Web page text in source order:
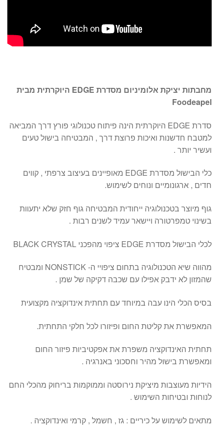
מחבתות יציקת אלומיניום מסדרת EDGE היוקרתית מבית
Foodeapel
סדרת EDGE היוקרתית הינה פיתוח טכנולוגי פורץ דרך המביאה
למטבח חדשנות ואיכות פרוצת דרך , המבטיחה בישול טעים
ועשיר יותר .
כלי הבישול מסדרת EDGE מאופיינים בעיצוב צרפתי , קווים
חדים , ארגונומיים ונוחים לשימוש.
גוף מיוצר בטכנולוגיה ייחודית המבטיחה גוף חזק שלא יתעוות
בשינוי טמפרטורה ויישאר עמיד לשנים רבות .
לכלי הבישול מסדרת EDGE ציפוי מהפכני BLACK CRYSTAL
מהווה שיא הטכנולוגיה בתחום ציפויי ה- NONSTICK ומבטיח
שהמזון לא ידבק אפילו עם שכבה דקיקה של שמן .
בסיס הכלי הינו עבה במיוחד עם תחתית אינדוקציה מקצועית
המאפשרת את קליטת החום ופיזורו לכל חלקי התחתית.
תחתית האינדוקציה משפרת את אפקטיביות פיזור החום
ומאפשרת בישול מהיר וחסכוני באנרגיה .
הידיות מעוצבות מיציקת נירוסטה וממוקמות בריחוק מהכלי החם
לנוחות ובטיחות השימוש .
מתאים לשימוש על כיריים : גז , חשמל , קרמי ואינדוקציה .